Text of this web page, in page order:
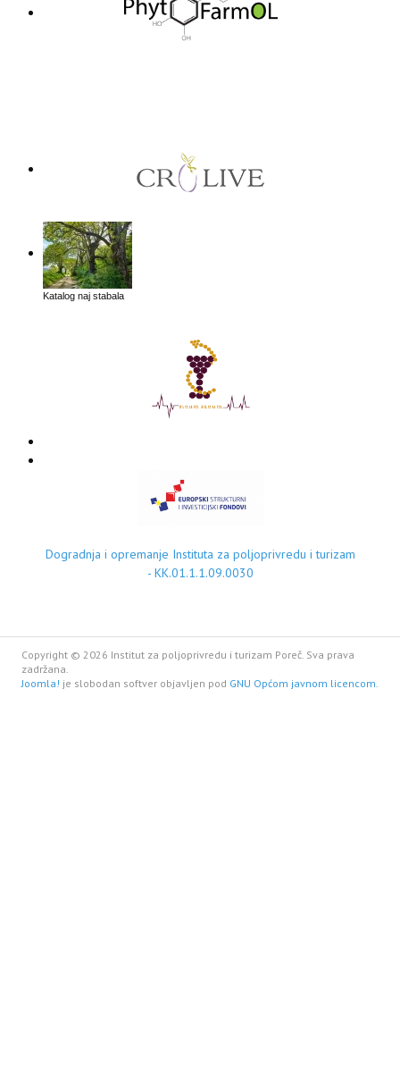
Katalog naj stabala
Dogradnja i opremanje Instituta za poljoprivredu i turizam
- KK.01.1.1.09.0030
Copyright © 2026 Institut za poljoprivredu i turizam Poreč. Sva prava
zadržana.
Joomla! je slobodan softver objavljen pod GNU Općom javnom licencom.